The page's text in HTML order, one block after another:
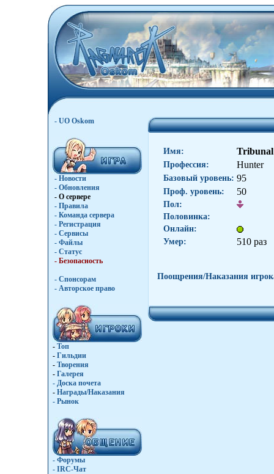
- UO Oskom
- Новости
- Обновления
- О сервере
- Правила
- Команда сервера
- Регистрация
- Сервисы
- Файлы
- Статус
- Безопасность
- Спонсорам
- Авторское право
- Топ
- Гильдии
- Творения
- Галерея
- Доска почета
- Награды/Наказания
- Рынок
- Форумы
- IRC-Чат
Имя: Tribunal
Профессия: Hunter
Базовый уровень: 95
Проф. уровень: 50
Пол:
Половинка:
Онлайн:
Умер:
510 раз
Поощрения/Наказания